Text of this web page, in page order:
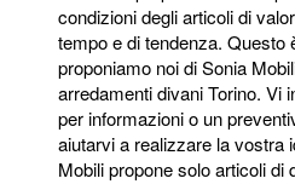
condizioni degli articoli di
tempo e di tendenza. Questo
proponiamo noi di Sonia
arredamenti divani Torino. Vi
per informazioni o un
aiutarvi a realizzare la vostra
Mobili propone solo articoli di